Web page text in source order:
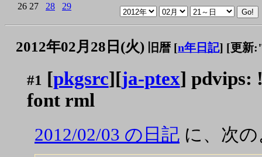
26 27 28 29
2012年02月28日(火) 旧暦 [n年日記] [更新
#1 [pkgsrc][ja-ptex] pdvips:
font rml
2012/02/03 の日記 に、次